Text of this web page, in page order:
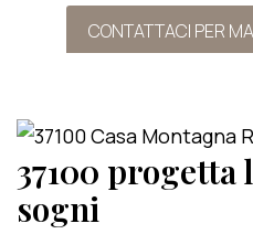
CONTATTACI PER
37100 progetta
sogni